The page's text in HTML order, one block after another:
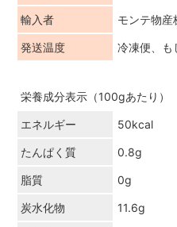
輸入者 モンテ物産
発送温度 冷凍便、も
栄養成分表示（100gあたり）
エネルギー 50kcal
たんぱく質 0.8g
脂質 0g
炭水化物 11.6g